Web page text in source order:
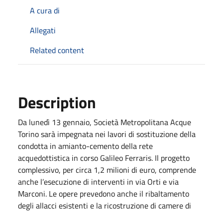
A cura di
Allegati
Related content
Description
Da lunedì 13 gennaio, Società Metropolitana Acque
Torino sarà impegnata nei lavori di sostituzione della
condotta in amianto-cemento della rete
acquedottistica in corso Galileo Ferraris. Il progetto
complessivo, per circa 1,2 milioni di euro, comprende
anche l’esecuzione di interventi in via Orti e via
Marconi. Le opere prevedono anche il ribaltamento
degli allacci esistenti e la ricostruzione di camere di